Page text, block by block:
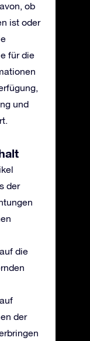
ob
ist oder
für die
und
der
die
der